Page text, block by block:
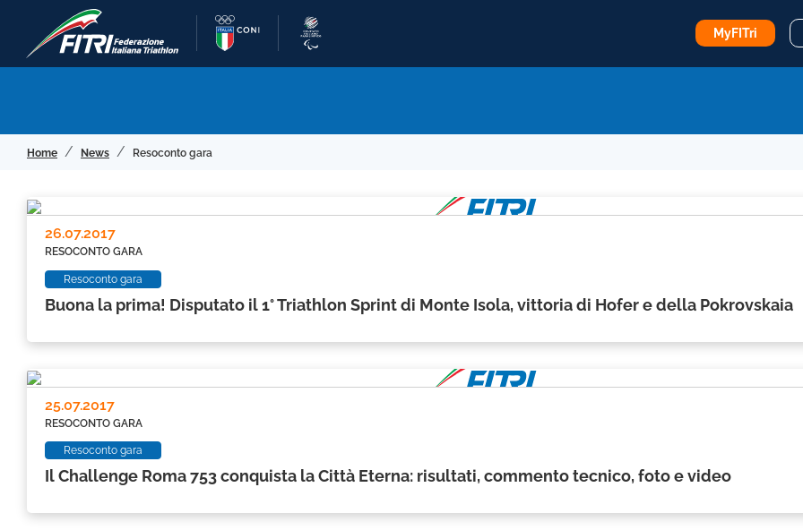
MyFITri
Home News Resoconto gara
Buona la prima! Disputato il 1° Triathlon Sprint di Monte Isola, vittoria di Hofer e della Pokrovskaia
RESOCONTO GARA
26.07.2017
Resoconto gara
Il Challenge Roma 753 conquista la Città Eterna: risultati, commento tecnico, foto e video
RESOCONTO GARA
25.07.2017
Resoconto gara